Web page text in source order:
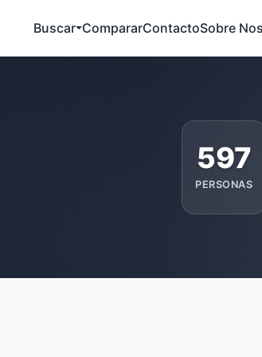
Buscar CompararContactoSobre
597
PERSONAS